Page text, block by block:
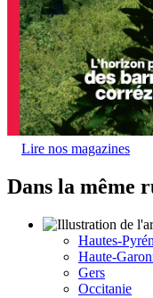
Lire nos magazines
Dans la même
Hautes-
Haute-
Gers
Occitanie